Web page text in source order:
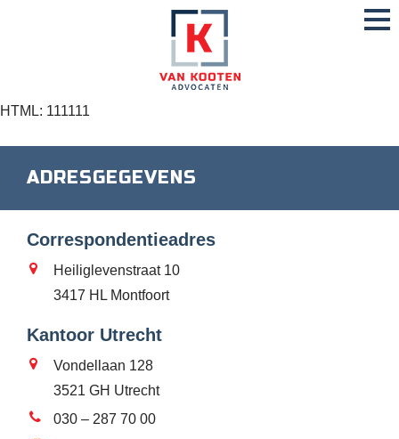
HTML: 111111
ADRESGEGEVENS
Correspondentieadres
Heiliglevenstraat 10
3417 HL Montfoort
Kantoor Utrecht
Vondellaan 128
3521 GH Utrecht
030 – 287 70 00